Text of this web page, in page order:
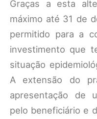
Graças a esta
máximo até 31 de
permitido para a
investimento que
situação
A extensão do
apresentação de
pelo beneficiário e